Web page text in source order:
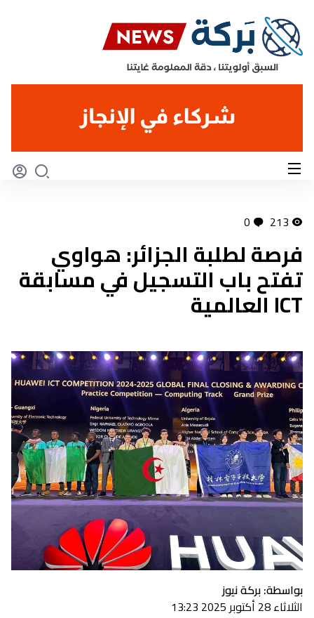
213
0
فرصة لطلبة الجزائر: هواوي
تفتح باب التسجيل في مسابقة
ICT العالمية
بواسطة: بركة نيوز
الثلاثاء 28 أكتوبر 2025 13:23